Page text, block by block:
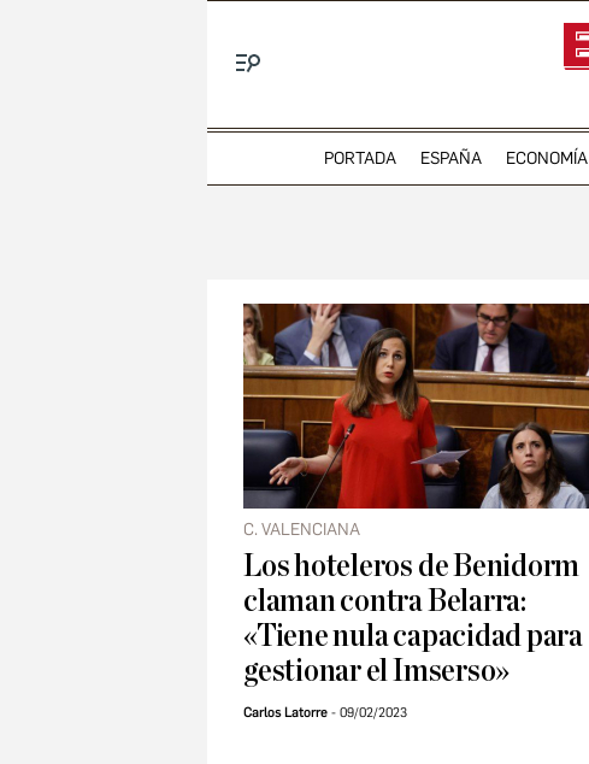
PORTADA ESPAÑA ECONOMÍA
C. VALENCIANA
Los hoteleros de Benidorm
claman contra Belarra:
«Tiene nula capacidad para
gestionar el Imserso»
Carlos Latorre 09/02/2023